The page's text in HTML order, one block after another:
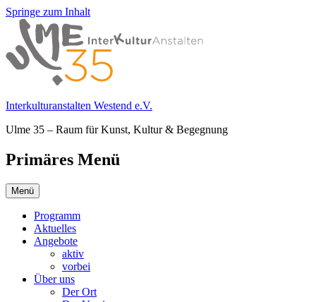
Springe zum Inhalt
Interkulturanstalten Westend e.V.
Ulme 35 – Raum für Kunst, Kultur & Begegnung
Primäres Menü
Menü
Programm
Aktuelles
Angebote
aktiv
vorbei
Über uns
Der Ort